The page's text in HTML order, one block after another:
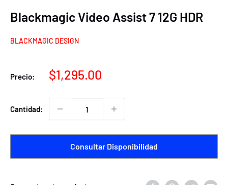
Blackmagic Video Assist 7 12G HDR
BLACKMAGIC DESIGN
Precio:
Precio
venta
$1,295.00
Cantidad:
Consultar Disponibilidad